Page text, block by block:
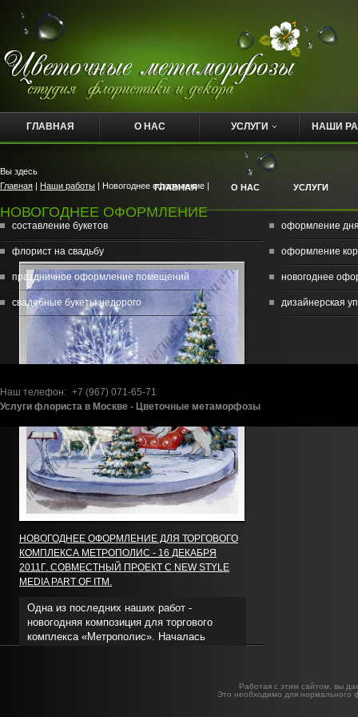
ГЛАВНАЯ О НАС УСЛУГИ НАШИ
Вы здесь
Главная | Наши работы | Новогоднее оформление |
НОВОГОДНЕЕ ОФОРМЛЕНИЕ
НОВОГОДНЕЕ ОФОРМЛЕНИЕ ДЛЯ ТОРГОВОГО
КОМПЛЕКСА МЕТРОПОЛИС - 16 ДЕКАБРЯ
2011Г. СОВМЕСТНЫЙ ПРОЕКТ С NEW STYLE
MEDIA PART OF ITM.
Одна из последних наших работ -
новогодняя композиция для торгового
комплекса «Метрополис». Началась
ГЛАВНАЯ О НАС УСЛУГИ
составление букетов
флорист на свадьбу
праздничное оформление помещений
свадебные букеты недорого
оформление
оформление
новогоднее
дизайнерская
Наш телефон: +7 (967) 071-65-71
Услуги флориста в Москве - Цветочные метаморфозы
Работая с этим сайтом, вы
Это необходимо для нормального